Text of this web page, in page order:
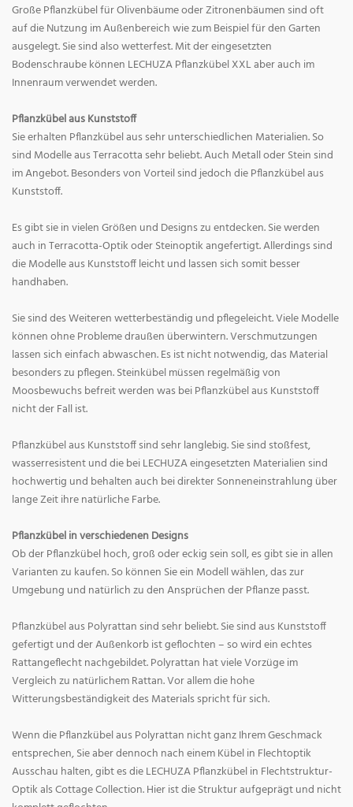
Große Pflanzkübel für Olivenbäume oder Zitronenbäumen sind oft
auf die Nutzung im Außenbereich wie zum Beispiel für den Garten
ausgelegt. Sie sind also wetterfest. Mit der eingesetzten
Bodenschraube können LECHUZA Pflanzkübel XXL aber auch im
Innenraum verwendet werden.
Pflanzkübel aus Kunststoff
Sie erhalten Pflanzkübel aus sehr unterschiedlichen Materialien. So
sind Modelle aus Terracotta sehr beliebt. Auch Metall oder Stein sind
im Angebot. Besonders von Vorteil sind jedoch die Pflanzkübel aus
Kunststoff.
Es gibt sie in vielen Größen und Designs zu entdecken. Sie werden
auch in Terracotta-Optik oder Steinoptik angefertigt. Allerdings sind
die Modelle aus Kunststoff leicht und lassen sich somit besser
handhaben.
Sie sind des Weiteren wetterbeständig und pflegeleicht. Viele Modelle
können ohne Probleme draußen überwintern. Verschmutzungen
lassen sich einfach abwaschen. Es ist nicht notwendig, das Material
besonders zu pflegen. Steinkübel müssen regelmäßig von
Moosbewuchs befreit werden was bei Pflanzkübel aus Kunststoff
nicht der Fall ist.
Pflanzkübel aus Kunststoff sind sehr langlebig. Sie sind stoßfest,
wasserresistent und die bei LECHUZA eingesetzten Materialien sind
hochwertig und behalten auch bei direkter Sonneneinstrahlung über
lange Zeit ihre natürliche Farbe.
Pflanzkübel in verschiedenen Designs
Ob der Pflanzkübel hoch, groß oder eckig sein soll, es gibt sie in allen
Varianten zu kaufen. So können Sie ein Modell wählen, das zur
Umgebung und natürlich zu den Ansprüchen der Pflanze passt.
Pflanzkübel aus Polyrattan sind sehr beliebt. Sie sind aus Kunststoff
gefertigt und der Außenkorb ist geflochten – so wird ein echtes
Rattangeflecht nachgebildet. Polyrattan hat viele Vorzüge im
Vergleich zu natürlichem Rattan. Vor allem die hohe
Witterungsbeständigkeit des Materials spricht für sich.
Wenn die Pflanzkübel aus Polyrattan nicht ganz Ihrem Geschmack
entsprechen, Sie aber dennoch nach einem Kübel in Flechtoptik
Ausschau halten, gibt es die LECHUZA Pflanzkübel in Flechtstruktur-
Optik als Cottage Collection. Hier ist die Struktur aufgeprägt und nicht